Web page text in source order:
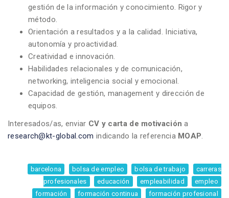
gestión de la información y conocimiento. Rigor y
método.
Orientación a resultados y a la calidad. Iniciativa,
autonomía y proactividad.
Creatividad e innovación.
Habilidades relacionales y de comunicación,
networking, inteligencia social y emocional.
Capacidad de gestión, management y dirección de
equipos.
Interesados/as, enviar CV y carta de motivación a
research@kt-global.com indicando la referencia MOAP.
barcelona bolsa de empleo bolsa de trabajo
carreras
profesionales
educación empleabilidad
empleo
formación
formación continua
formación profesional